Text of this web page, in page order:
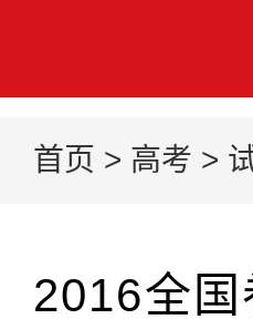
首页 > 高考 >
2016全